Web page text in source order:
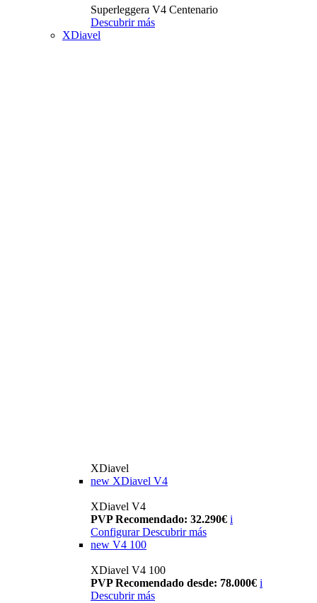
Superleggera V4 Centenario
Descubrir más
XDiavel
XDiavel
new XDiavel V4
XDiavel V4
PVP Recomendado: 32.290€ i
Configurar Descubrir más
new V4 100
XDiavel V4 100
PVP Recomendado desde: 78.000€ i
Descubrir más